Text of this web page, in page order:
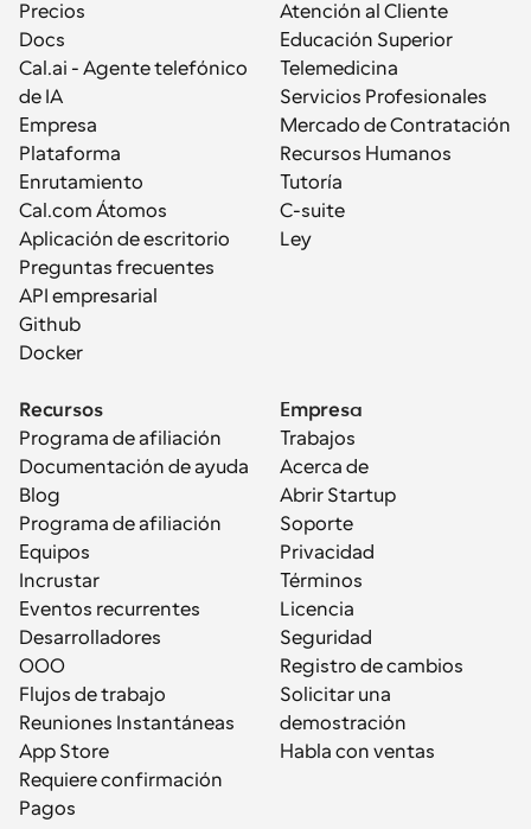
Precios
Docs
Cal.ai - Agente telefónico
de IA
Empresa
Plataforma
Enrutamiento
Cal.com Átomos
Aplicación de escritorio
Preguntas frecuentes
API empresarial
Github
Docker
Atención al Cliente
Educación Superior
Telemedicina
Servicios Profesionales
Mercado de Contratación
Recursos Humanos
Tutoría
C-suite
Ley
Recursos
Programa de afiliación
Documentación de ayuda
Blog
Programa de afiliación
Equipos
Incrustar
Eventos recurrentes
Desarrolladores
OOO
Flujos de trabajo
Reuniones Instantáneas
App Store
Requiere confirmación
Pagos
Empresa
Trabajos
Acerca de
Abrir Startup
Soporte
Privacidad
Términos
Licencia
Seguridad
Registro de cambios
Solicitar una
demostración
Habla con ventas